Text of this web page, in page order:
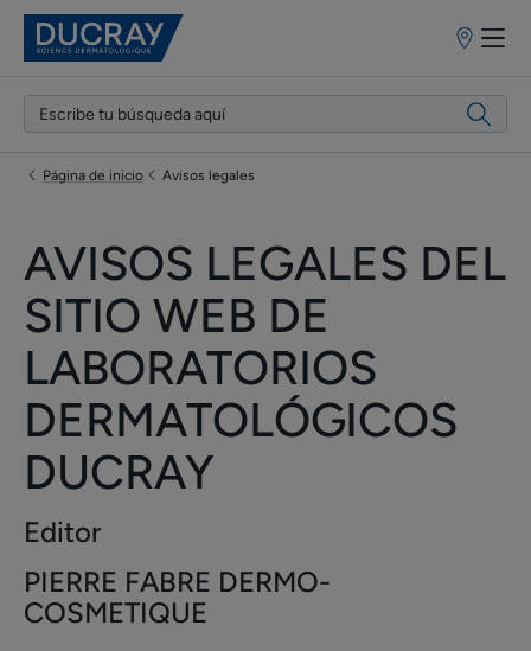
Puntos
venta
Página de inicio Avisos legales
AVISOS LEGALES DEL
SITIO WEB DE
LABORATORIOS
DERMATOLÓGICOS
DUCRAY
Editor
PIERRE FABRE DERMO-
COSMETIQUE